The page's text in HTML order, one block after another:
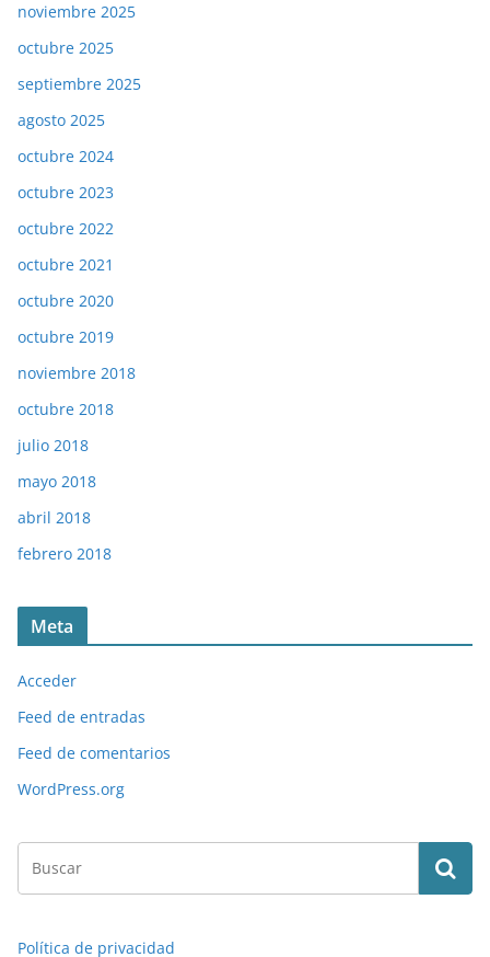
noviembre 2025
octubre 2025
septiembre 2025
agosto 2025
octubre 2024
octubre 2023
octubre 2022
octubre 2021
octubre 2020
octubre 2019
noviembre 2018
octubre 2018
julio 2018
mayo 2018
abril 2018
febrero 2018
Meta
Acceder
Feed de entradas
Feed de comentarios
WordPress.org
Política de privacidad